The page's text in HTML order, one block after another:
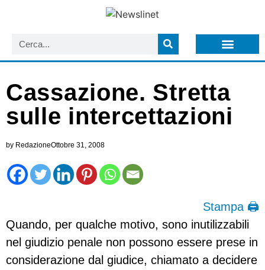
Cassazione. Stretta
sulle intercettazioni
by RedazioneOttobre 31, 2008
Stampa 🖨
Quando, per qualche motivo, sono inutilizzabili
nel giudizio penale non possono essere prese in
considerazione dal giudice, chiamato a decidere